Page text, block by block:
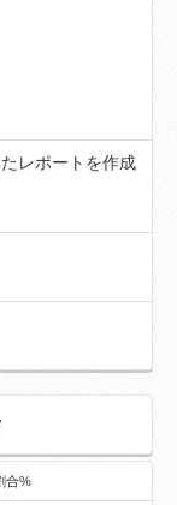
レポートを作成
合%